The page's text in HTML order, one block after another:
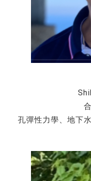
孔彈性力學、地下